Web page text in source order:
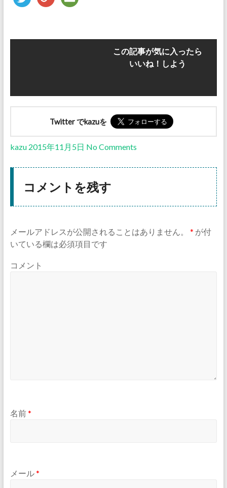
この記事が気に入ったら
いいね！しよう
Twitter でkazuを
kazu 2015年11月5日 No Comments
コメントを残す
メールアドレスが公開されることはありません。 * が付
いている欄は必須項目です
コメント
名前*
メール*